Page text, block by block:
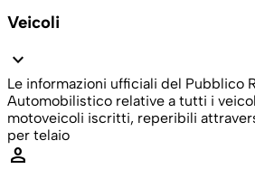
Veicoli
expand_more
Le informazioni ufficiali del Pubblico
Automobilistico relative a tutti i
motoveicoli iscritti, reperibili
per telaio
person